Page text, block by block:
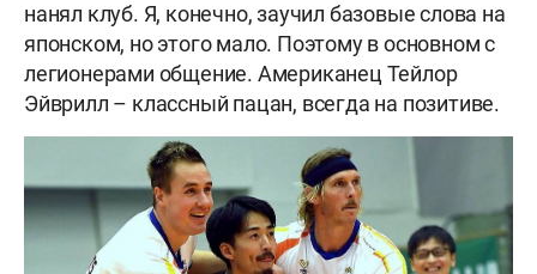
нанял клуб. Я, конечно, заучил базовые слова на
японском, но этого мало. Поэтому в основном с
легионерами общение. Американец Тейлор
Эйврилл – классный пацан, всегда на позитиве.